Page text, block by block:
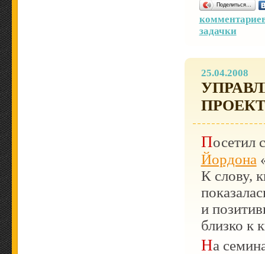
Поделиться…
задачки
25.04.2008
Йордона
К слову,
и
близко к
На